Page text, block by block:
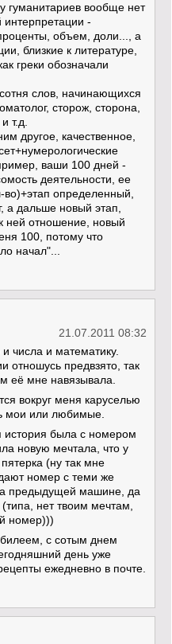
гуманитариев вообще нет
интерпретации -
объем, доли..., а
близкие к литературе,
греки обозначали
слов, начинающихся
сторож, сторона,
т.д.
другое, качественное,
ваши 100 дней -
деятельности, ее
определенный,
а дальше новый этап,
ней отношение, новый
100, потому что
начал"...
21.07.2011 08:32
числа и математику.
отношусь предвзято, так
её мне навязывала.
вокруг меня каруселью
мои или любимые.
история была с номером
новую мечтала, что у
(ну так мне
номер с теми же
предыдущей машине, да
нет твоим мечтам,
номер)))
с сотым днем
день уже
ежедневно в почте.